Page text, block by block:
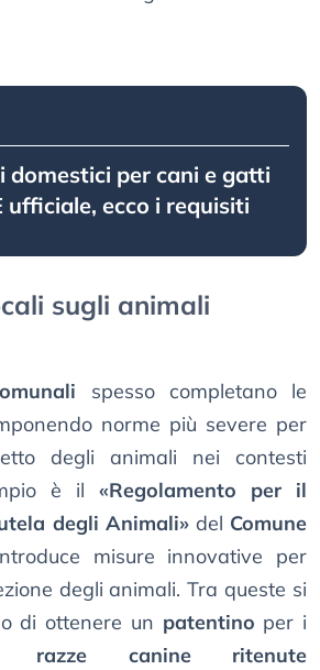
domestici per cani e gatti
ufficiale, ecco i requisiti
sugli animali
spesso completano le
norme più severe per
degli animali nei contesti
è il «Regolamento per il
degli Animali»del Comune
misure innovative per
degli animali. Tra queste si
di ottenere un patentino per i
razze canine ritenute